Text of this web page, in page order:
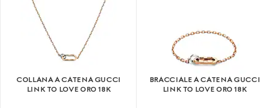
COLLANA A CATENA GUCCI
LINK TO LOVE ORO 18K
BRACCIALE A CATENA GUCCI
LINK TO LOVE ORO 18K